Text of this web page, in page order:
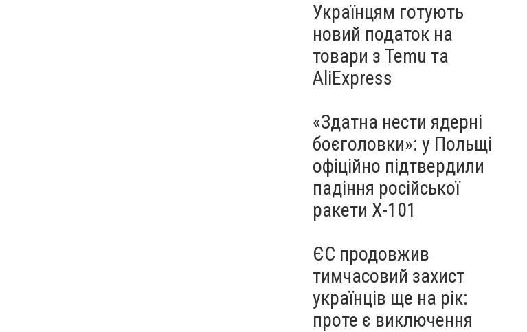
Українцям готують
новий податок на
товари з Temu та
AliExpress
«Здатна нести ядерні
боєголовки»: у Польщі
офіційно підтвердили
падіння російської
ракети Х-101
ЄС продовжив
тимчасовий захист
українців ще на рік:
проте є виключення